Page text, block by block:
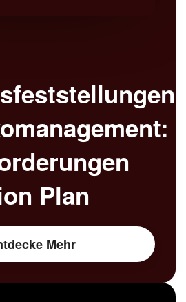
Plan
Mehr